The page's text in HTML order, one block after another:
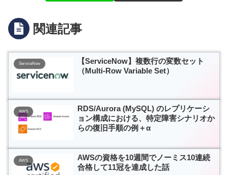
関連記事
ServiceNow
【ServiceNow】複数行の変数セット
（Multi-Row Variable Set）
AWS
RDS/Aurora (MySQL) のレプリケーシ
ョン構成における、特定障害シナリオか
らの復旧手順の例＋α
AWS
AWSの資格を10週間でノーミス10連続
合格して11冠を達成した話